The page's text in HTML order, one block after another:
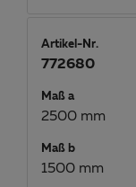
Artikel-Nr.
772680
Maß a
2500 mm
Maß b
1500 mm